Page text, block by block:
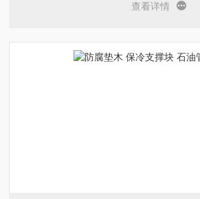
查看详情